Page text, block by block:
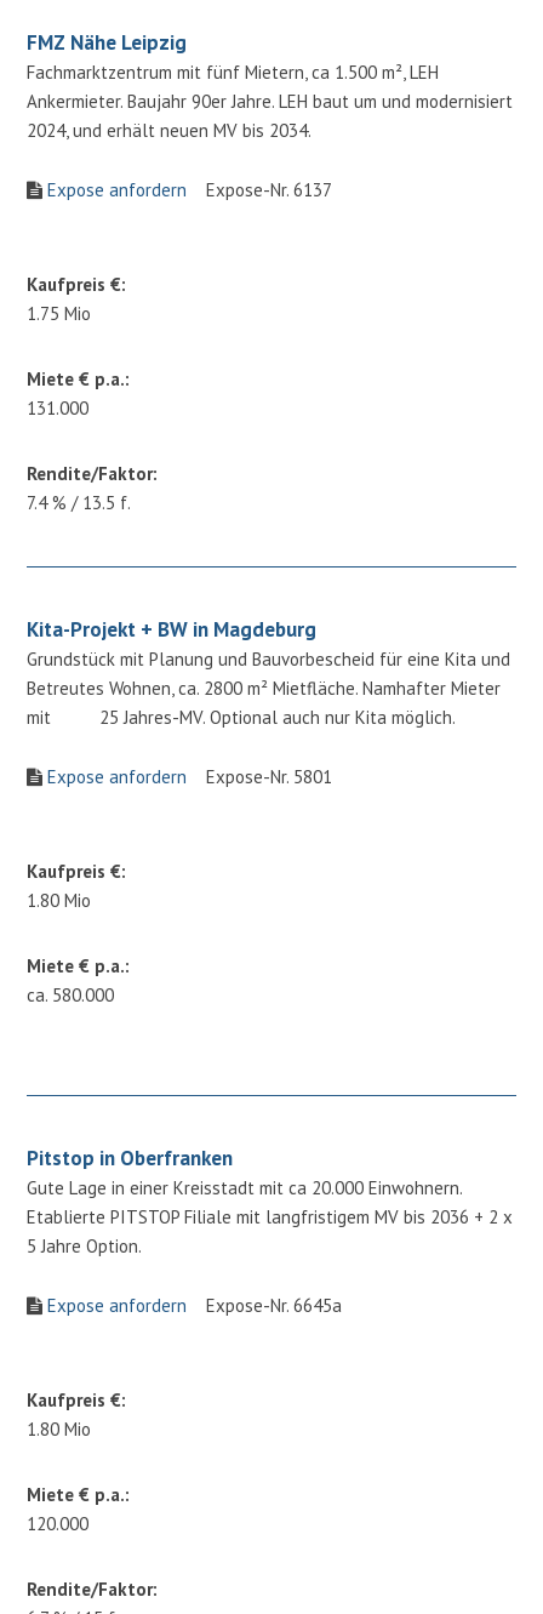
FMZ Nähe Leipzig
Fachmarktzentrum mit fünf Mietern, ca 1.500 m², LEH
Ankermieter. Baujahr 90er Jahre. LEH baut um und modernisiert
2024, und erhält neuen MV bis 2034.
Expose anfordern Expose-Nr. 6137
Kaufpreis €:
1.75 Mio
Miete € p.a.:
131.000
Rendite/Faktor:
7.4 % / 13.5 f.
Kita-Projekt + BW in Magdeburg
Grundstück mit Planung und Bauvorbescheid für eine Kita und
Betreutes Wohnen, ca. 2800 m² Mietfläche. Namhafter Mieter
mit 25 Jahres-MV. Optional auch nur Kita möglich.
Expose anfordern Expose-Nr. 5801
Kaufpreis €:
1.80 Mio
Miete € p.a.:
ca. 580.000
Pitstop in Oberfranken
Gute Lage in einer Kreisstadt mit ca 20.000 Einwohnern.
Etablierte PITSTOP Filiale mit langfristigem MV bis 2036 + 2 x
5 Jahre Option.
Expose anfordern Expose-Nr. 6645a
Kaufpreis €:
1.80 Mio
Miete € p.a.:
120.000
Rendite/Faktor: